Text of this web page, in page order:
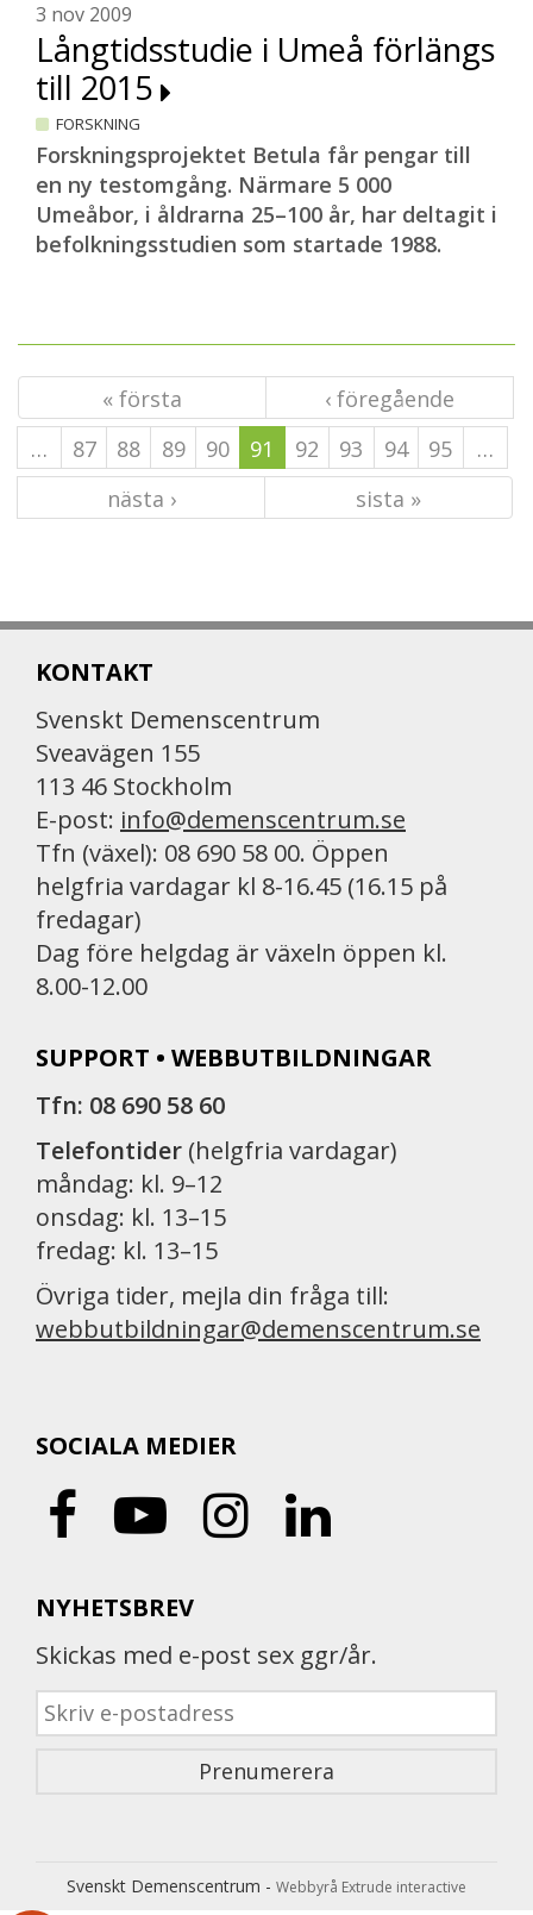
3 nov 2009
Långtidsstudie i Umeå förlängs
till 2015
FORSKNING
Forskningsprojektet Betula får pengar till
en ny testomgång. Närmare 5 000
Umeåbor, i åldrarna 25–100 år, har deltagit i
befolkningsstudien som startade 1988.
« första
‹ föregående
…
87 88 89 90 91 92 93 94 95
…
nästa ›
sista »
KONTAKT
Svenskt Demenscentrum
Sveavägen 155
113 46 Stockholm
E-post: info@demenscentrum.se
Tfn (växel): 08 690 58 00. Öppen
helgfria vardagar kl 8-16.45 (16.15 på
fredagar)
Dag före helgdag är växeln öppen kl.
8.00-12.00
SUPPORT • WEBBUTBILDNINGAR
Tfn: 08 690 58 60
Telefontider (helgfria vardagar)
måndag: kl. 9–12
onsdag: kl. 13–15
fredag: kl. 13–15
Övriga tider, mejla din fråga till:
webbutbildningar@demenscentrum.se
SOCIALA MEDIER
NYHETSBREV
Skickas med e-post sex ggr/år.
Svenskt Demenscentrum - Webbyrå Extrude interactive